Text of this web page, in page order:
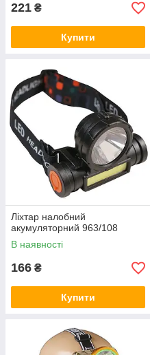
221 ₴
Купити
Ліхтар налобний
акумуляторний 963/108
В наявності
166 ₴
Купити